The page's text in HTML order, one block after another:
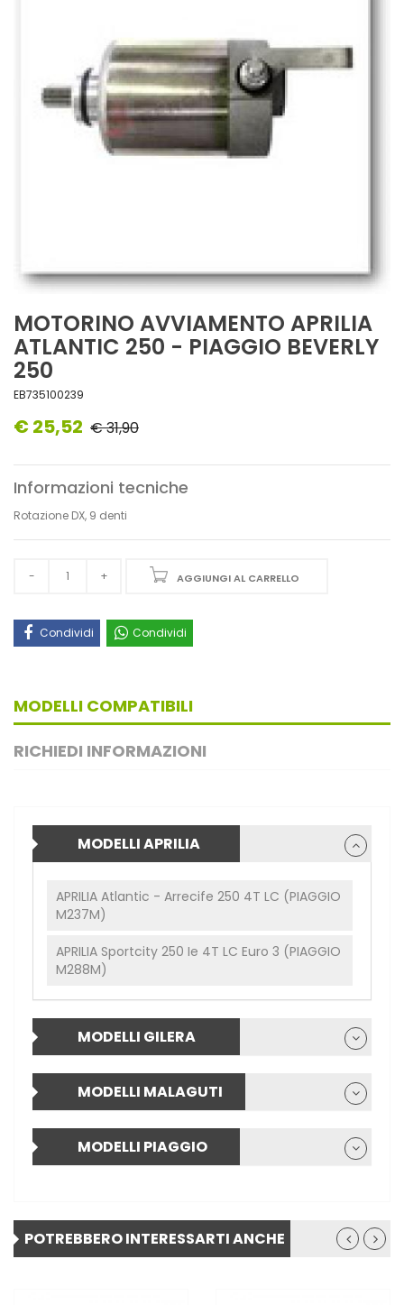
MOTORINO AVVIAMENTO APRILIA
ATLANTIC 250 - PIAGGIO BEVERLY
250
EB735100239
€ 25,52 € 31,90
Informazioni tecniche
Rotazione DX, 9 denti
AGGIUNGI AL CARRELLO
Condividi Condividi
MODELLI COMPATIBILI
RICHIEDI INFORMAZIONI
MODELLI APRILIA
APRILIA Atlantic - Arrecife 250 4T LC (PIAGGIO
M237M)
APRILIA Sportcity 250 Ie 4T LC Euro 3 (PIAGGIO
M288M)
MODELLI GILERA
MODELLI MALAGUTI
MODELLI PIAGGIO
POTREBBERO INTERESSARTI ANCHE